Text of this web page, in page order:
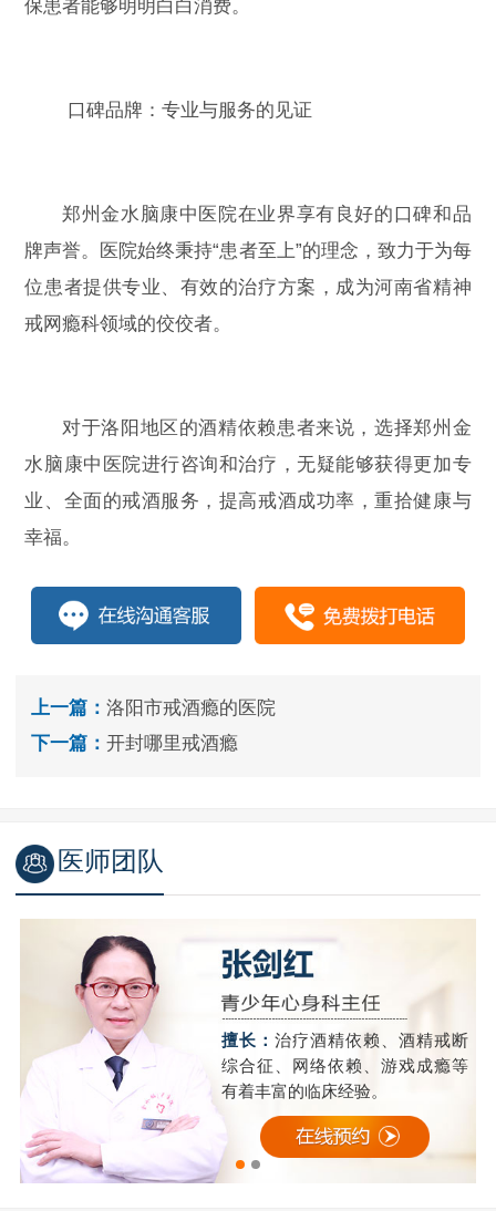
保患者能够明明白白消费。
口碑品牌：专业与服务的见证
郑州金水脑康中医院在业界享有良好的口碑和品
牌声誉。医院始终秉持“患者至上”的理念，致力于为每
位患者提供专业、有效的治疗方案，成为河南省精神
戒网瘾科领域的佼佼者。
对于洛阳地区的酒精依赖患者来说，选择郑州金
水脑康中医院进行咨询和治疗，无疑能够获得更加专
业、全面的戒酒服务，提高戒酒成功率，重拾健康与
幸福。
上一篇： 洛阳市戒酒瘾的医院
下一篇： 开封哪里戒酒瘾
医师团队
擅长：对各种网瘾、酒瘾、酒精
依赖以及酒精所致精神障碍等成
瘾疾病有着丰富的诊疗经验。